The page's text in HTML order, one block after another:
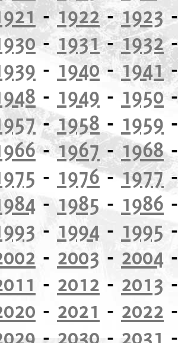
-1922-1923
-1931-1932
- 1940-1941
- 1949 - 1950
-1958 - 1959
-1967- 1968
- 1976-1977
- 1985 - 1986
- 1994 - 1995
- 2003 - 2004
- 2012 - 2013
- 2021 - 2022
- 2030- 2031